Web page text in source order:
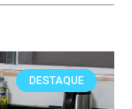
DESTAQUE